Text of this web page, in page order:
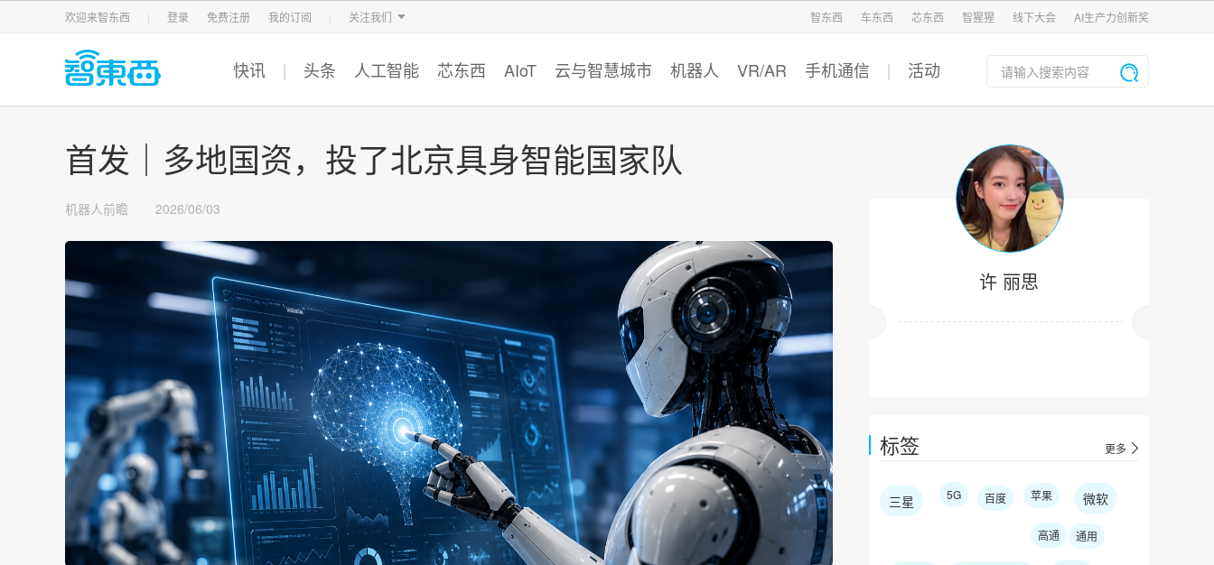
欢迎来智东西 登录 免费注册 我的订阅 关注我们
智东西 车东西 芯东西 智猩猩
智东西 车东西 芯东西 智猩猩 线下大会 AI生产力创新奖
快讯 头条 人工智能 芯东西 AIoT 云与智慧城市 机器人 VR/AR 手机通信 活动
许 丽思
标签 更多
三星 5G 百度 苹果 微软
高通 通用
首发｜多地国资，投了北京具身智能国家队
机器人前瞻 2026/06/03